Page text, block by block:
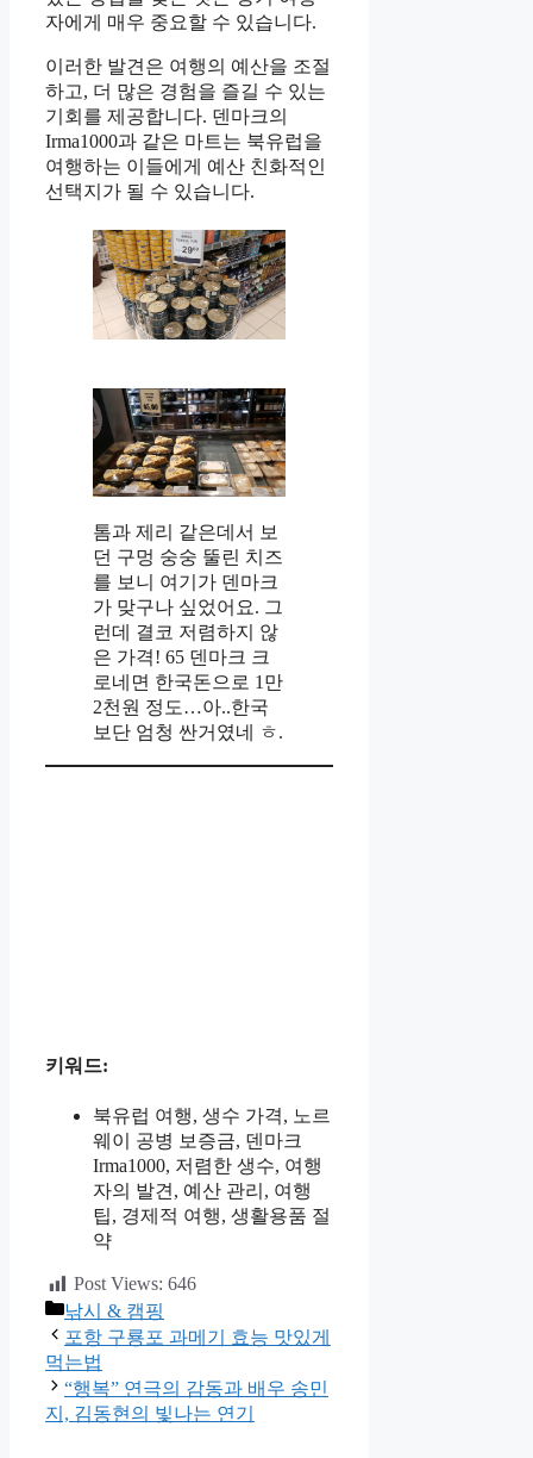
자에게 매우 중요할 수 있습니다.
이러한 발견은 여행의 예산을 조절
하고, 더 많은 경험을 즐길 수 있는
기회를 제공합니다. 덴마크의
Irma1000과 같은 마트는 북유럽을
여행하는 이들에게 예산 친화적인
선택지가 될 수 있습니다.
톰과 제리 같은데서 보
던 구멍 숭숭 뚤린 치즈
를 보니 여기가 덴마크
가 맞구나 싶었어요. 그
런데 결코 저렴하지 않
은 가격! 65 덴마크 크
로네면 한국돈으로 1만
2천원 정도…아..한국
보단 엄청 싼거였네 ㅎ.
키워드:
북유럽 여행, 생수 가격, 노르
웨이 공병 보증금, 덴마크
Irma1000, 저렴한 생수, 여행
자의 발견, 예산 관리, 여행
팁, 경제적 여행, 생활용품 절
약
Post Views: 646
카
테
고
리
낚시 & 캠핑
포항 구룡포 과메기 효능 맛있게
먹는법
“행복” 연극의 감동과 배우 송민
지, 김동현의 빛나는 연기